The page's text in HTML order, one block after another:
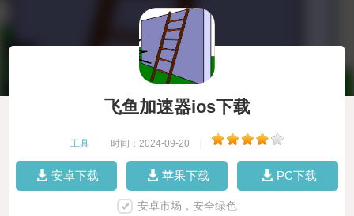
飞鱼加速器ios下载
工具 时间：2024-09-20
安卓下载 苹果下载 PC下载
安卓市场，安全绿色